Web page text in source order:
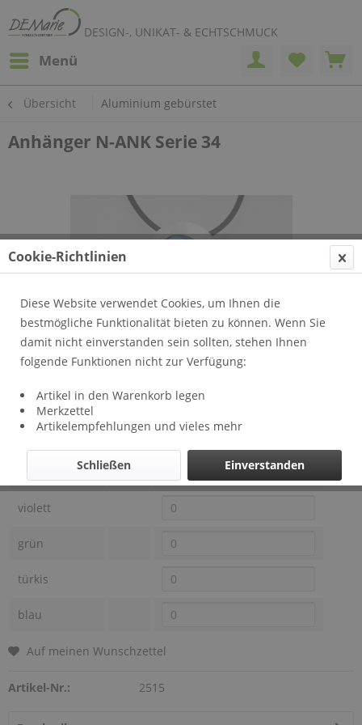
DESIGN-, UNIKAT- & ECHTSCHMUCK
Menü
Übersicht Aluminium gebürstet
Anhänger N-ANK Serie 34
Farben Bild 14
violett
grün
türkis
blau
Auf meinen Wunschzettel
Artikel-Nr.: 2515
Cookie-Richtlinien
Diese Website verwendet Cookies, um Ihnen die
bestmögliche Funktionalität bieten zu können. Wenn Sie
damit nicht einverstanden sein sollten, stehen Ihnen
folgende Funktionen nicht zur Verfügung:
Artikel in den Warenkorb legen
Merkzettel
Artikelempfehlungen und vieles mehr
Einverstanden
Schließen